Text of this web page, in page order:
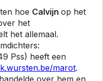
hoe Calvijn op het
het
het allemaal.
Pss) heeft een
marot.